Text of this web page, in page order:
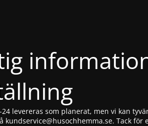
levereras som planerat, men vi kan
kundservice@husochhemma.se. Tack för